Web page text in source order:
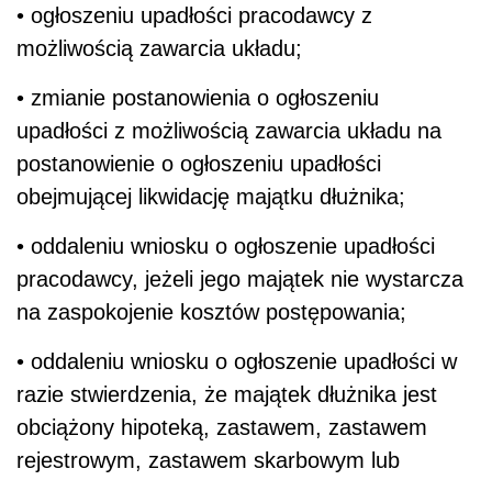
• ogłoszeniu upadłości pracodawcy z
możliwością zawarcia układu;
• zmianie postanowienia o ogłoszeniu
upadłości z możliwością zawarcia układu na
postanowienie o ogłoszeniu upadłości
obejmującej likwidację majątku dłużnika;
• oddaleniu wniosku o ogłoszenie upadłości
pracodawcy, jeżeli jego majątek nie wystarcza
na zaspokojenie kosztów postępowania;
• oddaleniu wniosku o ogłoszenie upadłości w
razie stwierdzenia, że majątek dłużnika jest
obciążony hipoteką, zastawem, zastawem
rejestrowym, zastawem skarbowym lub